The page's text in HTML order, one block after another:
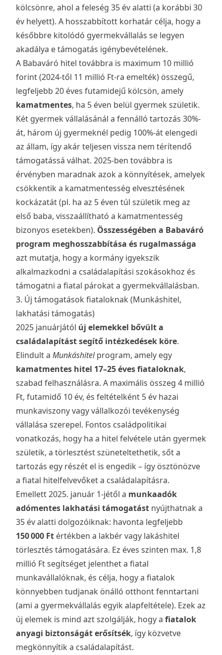
kölcsönre, ahol a feleség 35 év alatti (a korábbi 30
év helyett). A hosszabbított korhatár célja, hogy a
későbbre kitolódó gyermekvállalás se legyen
akadálya e támogatás igénybevételének.
A Babaváró hitel továbbra is maximum 10 millió
forint (2024-től 11 millió Ft-ra emelték) összegű,
legfeljebb 20 éves futamidejű kölcsön, amely
kamatmentes, ha 5 éven belül gyermek születik.
Két gyermek vállalásánál a fennálló tartozás 30%-
át, három új gyermeknél pedig 100%-át elengedi
az állam, így akár teljesen vissza nem térítendő
támogatássá válhat. 2025-ben továbbra is
érvényben maradnak azok a könnyítések, amelyek
csökkentik a kamatmentesség elvesztésének
kockázatát (pl. ha az 5 éven túl születik meg az
első baba, visszaállítható a kamatmentesség
bizonyos esetekben). Összességében a Babaváró
program meghosszabbítása és rugalmassága
azt mutatja, hogy a kormány igyekszik
alkalmazkodni a családalapítási szokásokhoz és
támogatni a fiatal párokat a gyermekvállalásban.
3. Új támogatások fiataloknak (Munkáshitel,
lakhatási támogatás)
2025 januárjától új elemekkel bővült a
családalapítást segítő intézkedések köre.
Elindult a Munkáshitelprogram, amely egy
kamatmentes hitel 17–25 éves fiataloknak,
szabad felhasználásra. A maximális összeg 4 millió
Ft, futamidő 10 év, és feltételként 5 év hazai
munkaviszony vagy vállalkozói tevékenység
vállalása szerepel. Fontos családpolitikai
vonatkozás, hogy ha a hitel felvétele után gyermek
születik, a törlesztést szüneteltethetik, sőt a
tartozás egy részét el is engedik – így ösztönözve
a fiatal hitelfelvevőket a családalapításra.
Emellett 2025. január 1-jétől a munkaadók
adómentes lakhatási támogatást nyújthatnak a
35 év alatti dolgozóiknak: havonta legfeljebb
150 000 Ft értékben a lakbér vagy lakáshitel
törlesztés támogatására. Ez éves szinten max. 1,8
millió Ft segítséget jelenthet a fiatal
munkavállalóknak, és célja, hogy a fiatalok
könnyebben tudjanak önálló otthont fenntartani
(ami a gyermekvállalás egyik alapfeltétele). Ezek az
új elemek is mind azt szolgálják, hogy a fiatalok
anyagi biztonságát erősítsék, így közvetve
megkönnyítik a családalapítást.